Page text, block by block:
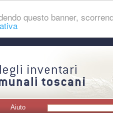
questo banner,
Aiuto